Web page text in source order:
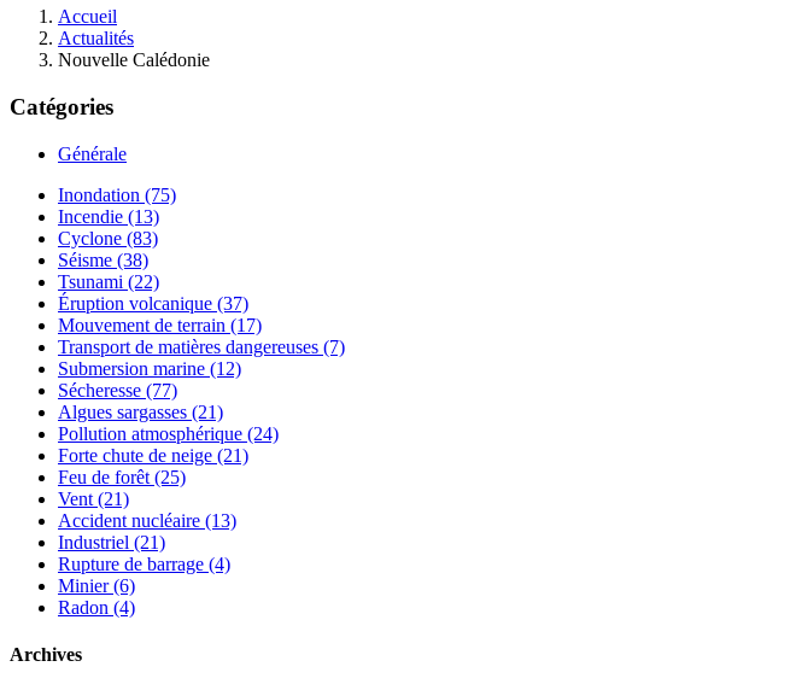
Accueil
Actualités
Nouvelle Calédonie
Catégories
Générale
Inondation (75)
Incendie (13)
Cyclone (83)
Séisme (38)
Tsunami (22)
Éruption volcanique (37)
Mouvement de terrain (17)
Transport de matières dangereuses (7)
Submersion marine (12)
Sécheresse (77)
Algues sargasses (21)
Pollution atmosphérique (24)
Forte chute de neige (21)
Feu de forêt (25)
Vent (21)
Accident nucléaire (13)
Industriel (21)
Rupture de barrage (4)
Minier (6)
Radon (4)
Archives